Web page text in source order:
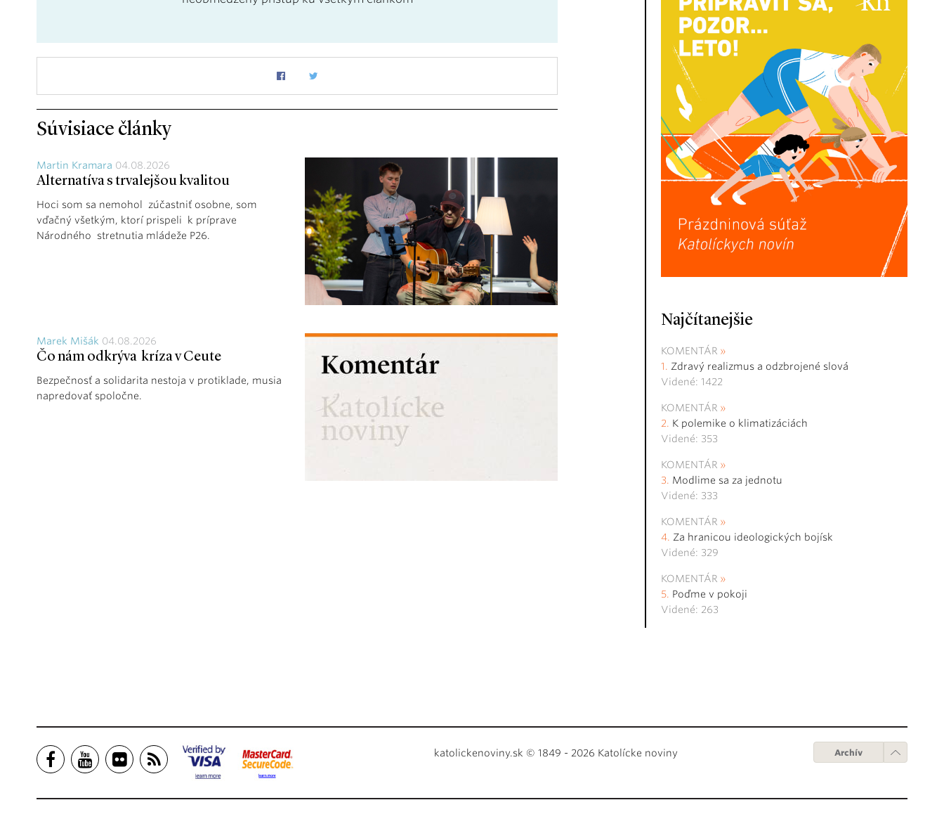
Súvisiace články
Martin Kramara 04.08.2026
Alternatíva s trvalejšou kvalitou
Hoci som sa nemohol zúčastniť osobne, som
vďačný všetkým, ktorí prispeli k príprave
Národného stretnutia mládeže P26.
Marek Mišák 04.08.2026
Čo nám odkrýva kríza v Ceute
Bezpečnosť a solidarita nestoja v protiklade, musia
napredovať spoločne.
Najčítanejšie
KOMENTÁR
Zdravý realizmus a odzbrojené slová
Videné: 1422
KOMENTÁR
K polemike o klimatizáciách
Videné: 353
KOMENTÁR
Modlime sa za jednotu
Videné: 333
KOMENTÁR
Za hranicou ideologických bojísk
Videné: 329
KOMENTÁR
Poďme v pokoji
Videné: 263
katolickenoviny.sk © 1849 - 2026 Katolícke noviny Archív